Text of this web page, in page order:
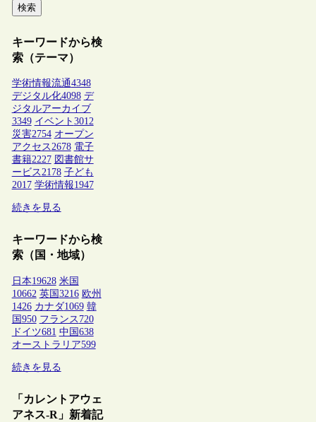
検索
キーワードから検
索（テーマ）
学術情報流通4348
デジタル化4098 デ
ジタルアーカイブ
3349 イベント 3012
災害2754 オープン
アクセス2678 電子
書籍2227 図書館サ
ービス2178 子ども
2017 学術情報1947
続きを見る
キーワードから検
索（国・地域）
日本19628 米国
10662 英国3216 欧州
1426 カナダ1069 韓
国950 フランス 720
ドイツ681 中国638
オーストラリア599
続きを見る
「カレントアウェ
アネス-R」新着記